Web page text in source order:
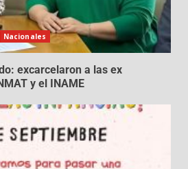
Nacionales
excarcelaron a las ex
y el INAME